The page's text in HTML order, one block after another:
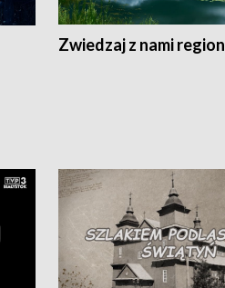
Zwiedzaj z nami region